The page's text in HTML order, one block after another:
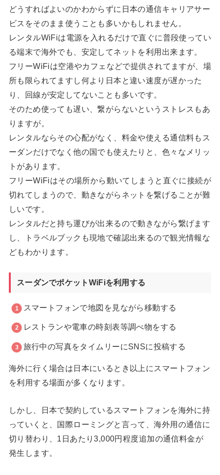
どうすればよいのかわからずに日本の通信キャリアサー
ビスをそのまま使うことも多いかもしれません。
レンタルWiFiは電源を入れるだけで直ぐに普段使ってい
る端末で海外でも、安定してネットを利用出来ます。
フリーWiFiは空港やカフェなどで提供されてますが、場
所も限られてますし何より日本と違い速度が遅かった
り、回線が安定してないことも多いです。
そのため使っても遅い、繋がらないというストレスもあ
りますが。
レンタルならその心配がなく、料金や使える通信料もス
ーダンだけでなく他の国でも使えたりと、色々なメリッ
トがあります。
フリーWiFiはその場所から動いてしまうと直ぐに接続が
切れてしまうので、動きながらネットを繋げることが難
しいです。
レンタルだと持ち運びが出来るので動きながら繋げます
し、トラベルブックも現地で確認出来るので観光情報な
どもわかります。
スーダンでポケットWiFiを利用する
スマートフォンで地図を見ながら移動する
レストランや電車の時刻表等調べ物をする
旅行中の写真をタイムリーにSNSに投稿する
海外に行く場合は日本にいるとき以上にスマートフォン
を利用する場面が多くなります。
しかし、日本で契約しているスマートフォンを海外に持
っていくと、国際ローミングと言って、海外用の通信に
切り替わり、1日あたり3,000円程度追加の通信料金が
発生します。